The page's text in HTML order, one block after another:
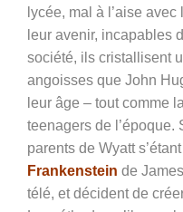
lycée, mal à l’aise
leur avenir, incapables
société, ils cristallisent
angoisses que John
leur âge – tout comme
teenagers de
parents de Wyatt
Frankenstein de
télé, et décident de